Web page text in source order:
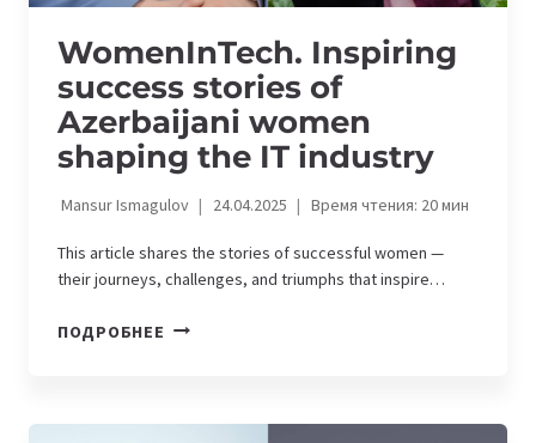
WomenInTech. Inspiring
success stories of
Azerbaijani women
shaping the IT industry
Mansur Ismagulov 24.04.2025 Время чтения: 20мин
This article shares the stories of successful women —
their journeys, challenges, and triumphs that inspire…
ПОДРОБНЕЕ WOMENINTECH.